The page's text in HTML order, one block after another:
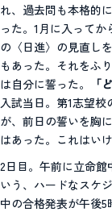
れ、過去問も本格的
った。1月に入って
の〈日進〉の見直し
もあった。それをふ
は自分に誓った。
「
入試当日。第1志望
が、前日の誓いを胸
はあった。これはい
2日目。午前に立命館
いう、ハードなスケ
中の合格発表が午後